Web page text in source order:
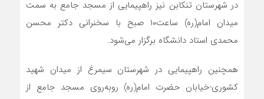
در شهرستان تنکابن نیز راهپیمایی از مسجد جامع به سمت
میدان امام(ره) ساعت۱۰ صبح با سخنرانی دکتر محسن
محمدی استاد دانشگاه برگزار می‌شود.
همچنین راهپیمایی در شهرستان سیمرغ از میدان شهید
کشوری-خیابان حضرت امام(ره) روبه‌روی مسجد جامع از